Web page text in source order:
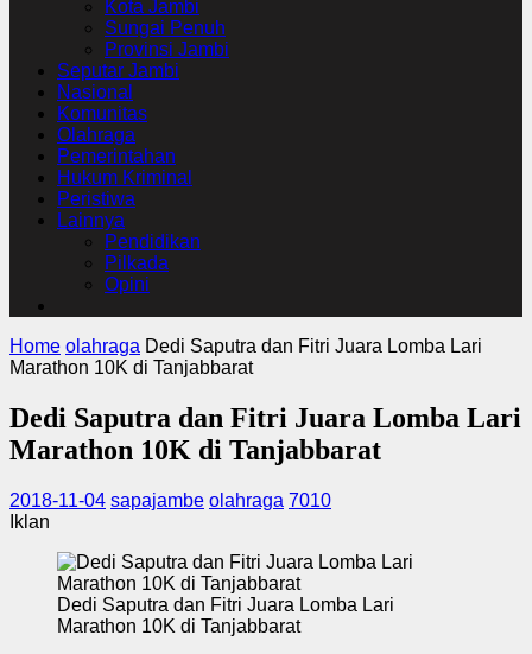
Kota Jambi
Sungai Penuh
Provinsi Jambi
Seputar Jambi
Nasional
Komunitas
Olahraga
Pemerintahan
Hukum Kriminal
Peristiwa
Lainnya
Pendidikan
Pilkada
Opini
Home olahraga Dedi Saputra dan Fitri Juara Lomba Lari
Marathon 10K di Tanjabbarat
Dedi Saputra dan Fitri Juara Lomba Lari
Marathon 10K di Tanjabbarat
2018-11-04 sapajambe olahraga 7010
Iklan
Dedi Saputra dan Fitri Juara Lomba Lari
Marathon 10K di Tanjabbarat